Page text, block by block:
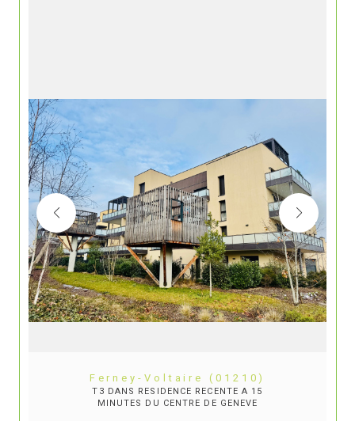
Ferney-Voltaire (01210)
T3 DANS RESIDENCE RECENTE A 15
MINUTES DU CENTRE DE GENEVE